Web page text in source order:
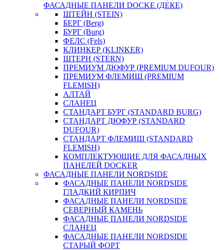
ФАСАДНЫЕ ПАНЕЛИ DOCKE (ДЕКЕ)
ШТЕЙН (STEIN)
БЕРГ (Berg)
БУРГ (Burg)
ФЕЛС (Fels)
КЛИНКЕР (KLINKER)
ШТЕРН (STERN)
ПРЕМИУМ ДЮФУР (PREMIUM DUFOUR)
ПРЕМИУМ ФЛЕМИШ (PREMIUM
FLEMISH)
АЛТАЙ
СЛАНЕЦ
СТАНДАРТ БУРГ (STANDARD BURG)
СТАНДАРТ ДЮФУР (STANDARD
DUFOUR)
СТАНДАРТ ФЛЕМИШ (STANDARD
FLEMISH)
КОМПЛЕКТУЮЩИЕ ДЛЯ ФАСАДНЫХ
ПАНЕЛЕЙ DOCKER
ФАСАДНЫЕ ПАНЕЛИ NORDSIDE
ФАСАДНЫЕ ПАНЕЛИ NORDSIDE
ГЛАДКИЙ КИРПИЧ
ФАСАДНЫЕ ПАНЕЛИ NORDSIDE
СЕВЕРНЫЙ КАМЕНЬ
ФАСАДНЫЕ ПАНЕЛИ NORDSIDE
СЛАНЕЦ
ФАСАДНЫЕ ПАНЕЛИ NORDSIDE
СТАРЫЙ ФОРТ